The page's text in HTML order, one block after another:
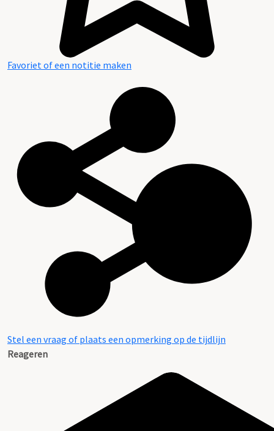
4. Toelichting over het zoeken van vergunningen
Favoriet of een notitie maken
Stel een vraag of plaats een opmerking op de tijdlijn
Reageren